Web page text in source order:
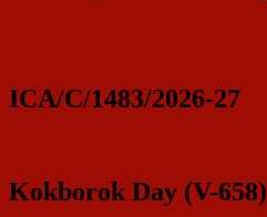
ICA/C/1483/2026-27
Kokborok Day (V-658)